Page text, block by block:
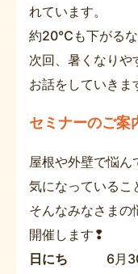
れています。
約20℃も下がる
次回、暑くなりや
お話をしていきま
セミナーのご案
屋根や外壁で悩ん
気になっているこ
そんなみなさまの
開催します❢
日にち 6月30